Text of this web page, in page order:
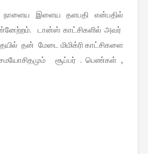
இளைய தளபதி என்பதில்
டான்ஸ் காட்சிகளில் அவர்
தன் மேடை மிமிக்ரி காட்சிகளை
சமயோசிதமும் சூப்பர் . பெண்கள் ,